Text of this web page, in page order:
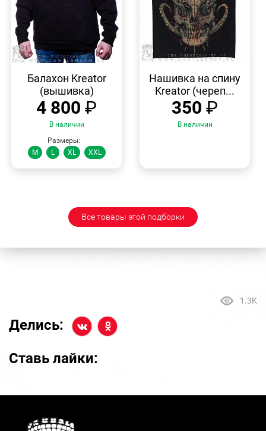
ПРОСМОТР
Балахон Kreator
(вышивка)
4 800 ₽
В наличии
Размеры:
M
L XL XXL
ПРОСМОТР
Нашивка на спину
Kreator (череп...
350 ₽
В наличии
Все товары этой подборки
1.3K
Делись:
Ставь лайки: